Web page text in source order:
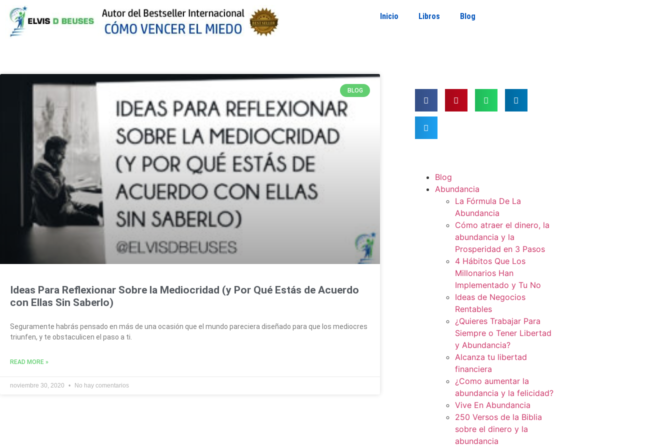
Inicio Libros Blog
BLOG
Ideas Para Reflexionar Sobre la Mediocridad (y Por Qué Estás de Acuerdo
con Ellas Sin Saberlo)
Seguramente habrás pensado en más de una ocasión que el mundo pareciera diseñado para que los mediocres
triunfen, y te obstaculicen el paso a ti.
READ MORE »
noviembre 30, 2020 No hay comentarios
Blog
Abundancia
La Fórmula De La
Abundancia
Cómo atraer el dinero, la
abundancia y la
Prosperidad en 3 Pasos
4 Hábitos Que Los
Millonarios Han
Implementado y Tu No
Ideas de Negocios
Rentables
¿Quieres Trabajar Para
Siempre o Tener Libertad
y Abundancia?
Alcanza tu libertad
financiera
¿Como aumentar la
abundancia y la felicidad?
Vive En Abundancia
250 Versos de la Biblia
sobre el dinero y la
abundancia